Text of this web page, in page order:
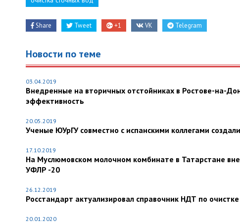
Share Tweet +1 VK Telegram
Новости по теме
03.04.2019
Внедренные на вторичных отстойниках в Ростове-на-
эффективность
20.05.2019
Ученые ЮУрГУ совместно с испанскими коллегами
17.10.2019
На Муслюмовском молочном комбинате в Татарстане
УФЛР -20
26.12.2019
Росстандарт актуализировал справочник НДТ по
20.01.2020